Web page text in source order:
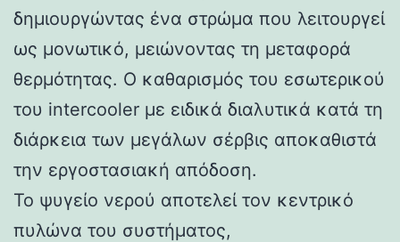
δημιουργώντας ένα στρώμα που λειτουργεί
ως μονωτικό, μειώνοντας τη μεταφορά
θερμότητας. Ο καθαρισμός του εσωτερικού
του intercooler με ειδικά διαλυτικά κατά τη
διάρκεια των μεγάλων σέρβις αποκαθιστά
την εργοστασιακή απόδοση.
Το ψυγείο νερού αποτελεί τον κεντρικό
πυλώνα του συστήματος,